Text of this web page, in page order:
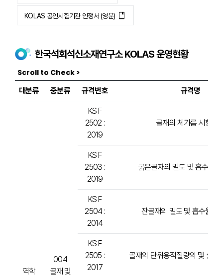
KOLAS 공인시험기관 인정서 (영문) book
한국석회석신소재연구소 KOLAS 운영현황
대분류 중분류 규격번호 규격명
역학
004
골재 및
KS F
2502 :
2019
골재의 체가름 시험방
KS F
2503 :
2019
굵은골재의 밀도 및 흡수율
KS F
2504 :
2014
잔골재의 밀도 및 흡수율 시
KS F
2505 :
2017
골재의 단위용적질량의 및 실적